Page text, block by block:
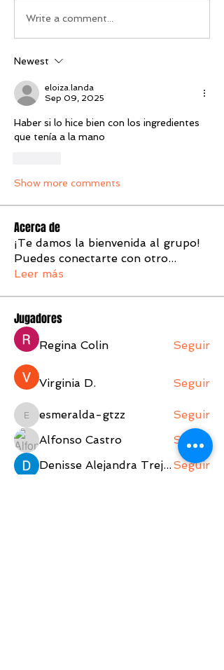
Write a comment...
Newest
eloiza.landa
Sep 09, 2025
Haber si lo hice bien con los ingredientes
que tenía a la mano
Show more comments
Acerca de
¡Te damos la bienvenida al grupo!
Puedes conectarte con otro...
Leer más
Jugadores
Regina Colin Seguir
Virginia D. Seguir
esmeralda-gtzz
esmeralda-gtzz
Seguir
Alfonso Castro
Seguir
Denisse Alejandra Trejo Lopez Seguir